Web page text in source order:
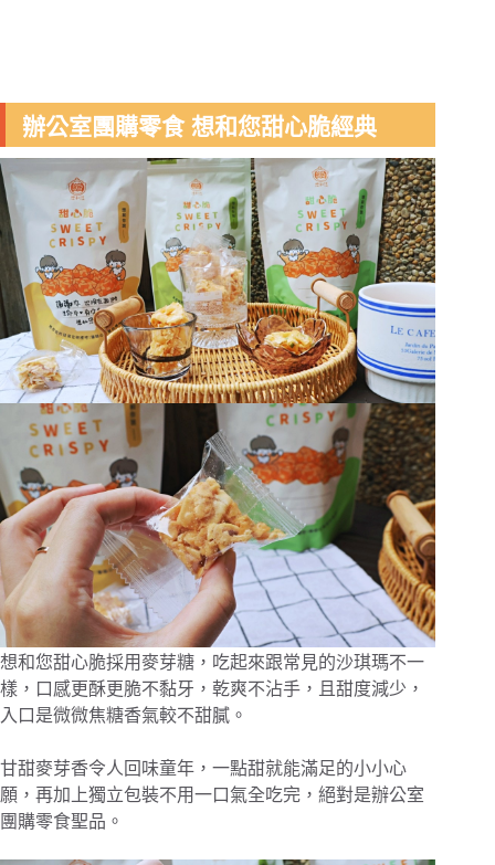
辦公室團購零食 想和您甜心脆經典
想和您甜心脆採用麥芽糖，吃起來跟常見的沙琪瑪不一
樣，口感更酥更脆不黏牙，乾爽不沾手，且甜度減少，
入口是微微焦糖香氣較不甜膩。
甘甜麥芽香令人回味童年，一點甜就能滿足的小小心
願，再加上獨立包裝不用一口氣全吃完，絕對是辦公室
團購零食聖品。